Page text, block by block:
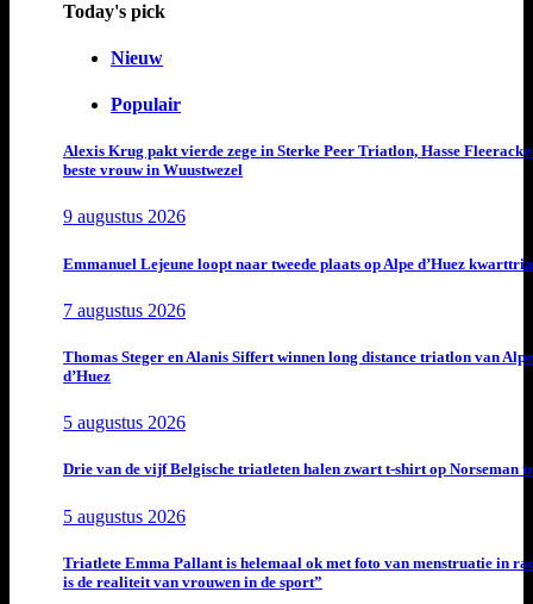
Today's pick
Nieuw
Populair
Alexis Krug pakt vierde zege in Sterke Peer Triatlon, Hasse
beste vrouw in Wuustwezel
9 augustus 2026
Emmanuel Lejeune loopt naar tweede plaats op Alpe d’Huez
7 augustus 2026
Thomas Steger en Alanis Siffert winnen long distance triatlon van Alpe
d’Huez
5 augustus 2026
Drie van de vijf Belgische triatleten halen zwart t-shirt op Norseman
5 augustus 2026
Triatlete Emma Pallant is helemaal ok met foto van menstruatie in
is de realiteit van vrouwen in de sport”